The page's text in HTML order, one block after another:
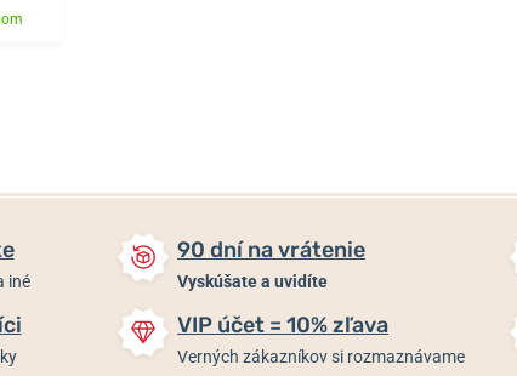
iné
90 dní na vrátenie
Vyskúšate a uvidíte
VIP účet = 10% zľava
Verných zákazníkov si rozmaznávame